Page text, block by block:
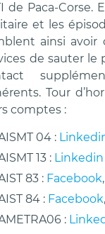
de Paca-Corse.
et les
ainsi avoir
de sauter le
Tour
comptes :
04 :
13 : Linkedin
83 : Facebook
84 : Facebook,
: